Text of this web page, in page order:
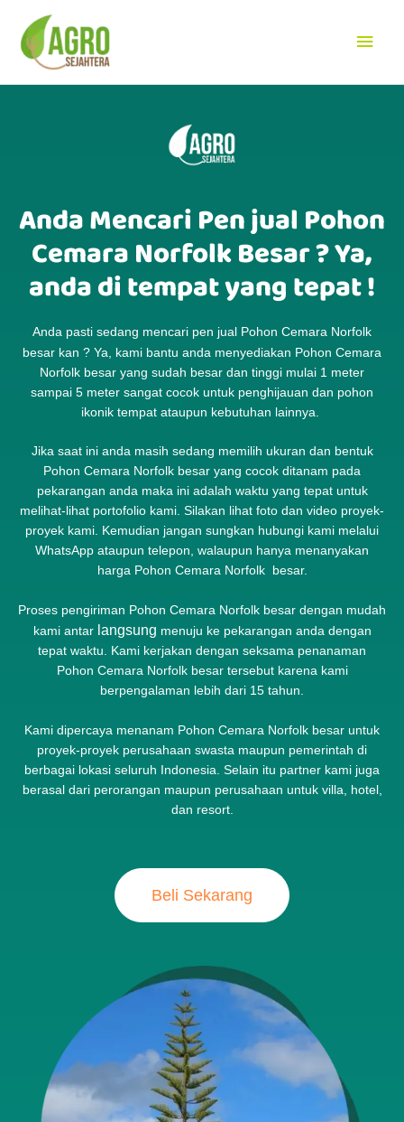
konten
Anda Mencari Pen jual Pohon
Cemara Norfolk Besar ? Ya,
anda di tempat yang tepat !
Anda pasti sedang mencari pen jual Pohon Cemara Norfolk
besar kan ? Ya, kami bantu anda menyediakan Pohon Cemara
Norfolk besar yang sudah besar dan tinggi mulai 1 meter
sampai 5 meter sangat cocok untuk penghijauan dan pohon
ikonik tempat ataupun kebutuhan lainnya.
Jika saat ini anda masih sedang memilih ukuran dan bentuk
Pohon Cemara Norfolk besar yang cocok ditanam pada
pekarangan anda maka ini adalah waktu yang tepat untuk
melihat-lihat portofolio kami. Silakan lihat foto dan video proyek-
proyek kami. Kemudian jangan sungkan hubungi kami melalui
WhatsApp ataupun telepon, walaupun hanya menanyakan
harga Pohon Cemara Norfolk besar.
Proses pengiriman Pohon Cemara Norfolk besar dengan mudah
kami antar langsung menuju ke pekarangan anda dengan
tepat waktu. Kami kerjakan dengan seksama penanaman
Pohon Cemara Norfolk besar tersebut karena kami
berpengalaman lebih dari 15 tahun.
Kami dipercaya menanam Pohon Cemara Norfolk besar untuk
proyek-proyek perusahaan swasta maupun pemerintah di
berbagai lokasi seluruh Indonesia. Selain itu partner kami juga
berasal dari perorangan maupun perusahaan untuk villa, hotel,
dan resort.
Beli Sekarang